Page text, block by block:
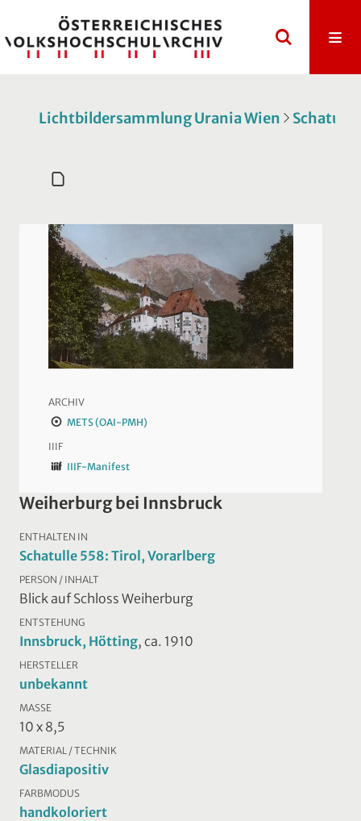
Lichtbildersammlung Urania Wien
ARCHIV
METS (OAI-PMH)
IIIF
IIIF-Manifest
Weiherburg bei Innsbruck
ENTHALTEN IN
Schatulle 558: Tirol, Vorarlberg
PERSON / INHALT
Blick auf Schloss Weiherburg
ENTSTEHUNG
Innsbruck, Hötting, ca. 1910
HERSTELLER
unbekannt
MASSE
10 x 8,5
MATERIAL / TECHNIK
Glasdiapositiv
FARBMODUS
handkoloriert